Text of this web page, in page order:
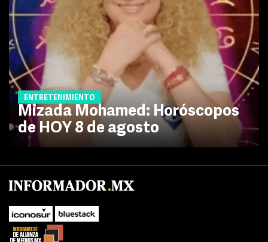
ENTRETENIMIENTO
Mizada Mohamed: Horóscopos
de HOY 8 de agosto